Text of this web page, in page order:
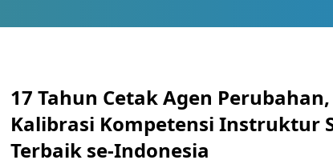
17 Tahun Cetak Agen
Kalibrasi Kompetensi Instruktur
Terbaik se-Indonesia